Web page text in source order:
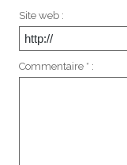
Site web :
Commentaire * :